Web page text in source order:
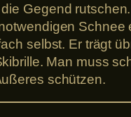
Gegend
Schnee
selbst. Er trägt
Man muss
schützen.